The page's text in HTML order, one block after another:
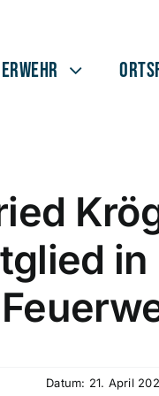
Datum: 21. April